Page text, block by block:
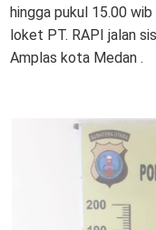
hingga pukul 15.00
loket PT. RAPI jalan
Amplas kota Medan .